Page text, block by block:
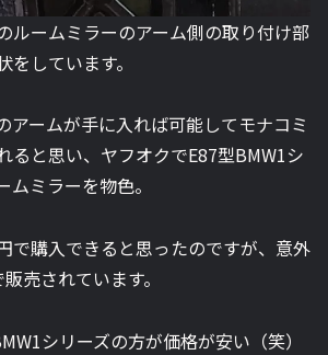
ルームミラーのアーム側の取り付け部
しています。
アームが手に入れば可能してモナコミ
ると思い、ヤフオクでE87型BMW1シ
ムミラーを物色。
で購入できると思ったのですが、意外
売されています。
シリーズの方が価格が安い（笑）